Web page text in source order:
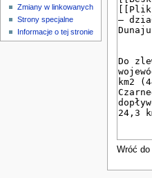
Wróć do
j
Zmiany w linkowanych
Strony specjalne
Informacje o tej stronie